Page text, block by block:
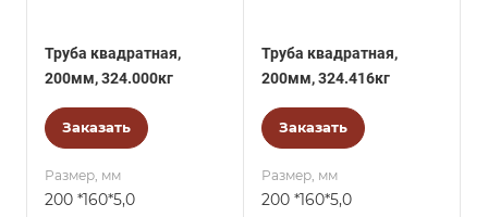
Труба квадратная,
200мм, 324.000кг
Заказать
Размер, мм
200 *160*5,0
Труба квадратная,
200мм, 324.416кг
Заказать
Размер, мм
200 *160*5,0